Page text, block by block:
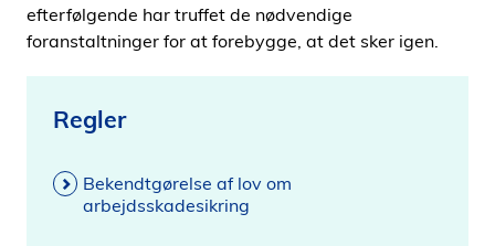
efterfølgende har truffet de nødvendige
foranstaltninger for at forebygge, at det sker igen.
Regler
Bekendtgørelse af lov om
arbejdsskadesikring